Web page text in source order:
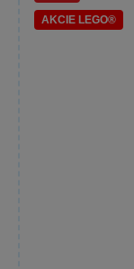
AKCIE LEGO®